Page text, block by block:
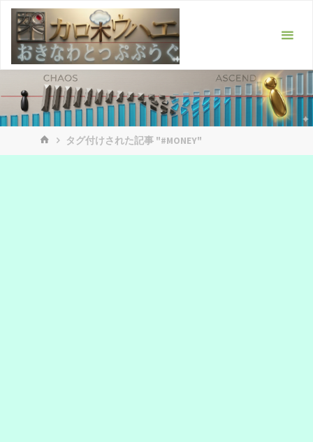
ス
ッ
ホ
ー
タグ付けされた記事 "#MONEY"